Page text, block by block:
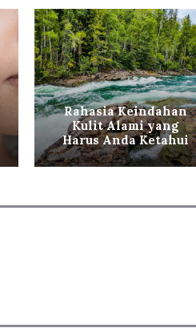
Rahasia Keindahan
Kulit Alami yang
Harus Anda Ketahui